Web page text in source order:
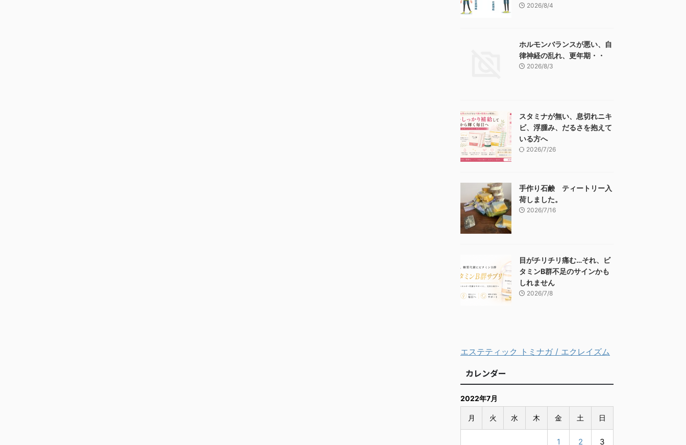
2026/8/4
ホルモンバランスが悪い、自
律神経の乱れ、更年期・・
2026/8/3
スタミナが無い、息切れニキ
ビ、浮腫み、だるさを抱えて
いる方へ
2026/7/26
手作り石鹸 ティートリー入
荷しました。
2026/7/16
目がチリチリ痛む…それ、ビ
タミンB群不足のサインかも
しれません
2026/7/8
エステティック トミナガ / エクレイズム
カレンダー
2022年7月
月 火 水 木 金 土 日
1 2 3